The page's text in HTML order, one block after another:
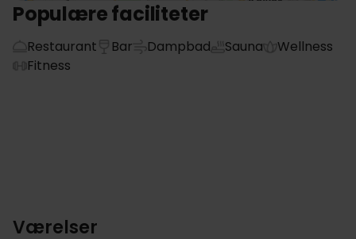
Populære faciliteter
Restaurant Bar Dampbad Sauna
Wellness
Fitness
Værelser